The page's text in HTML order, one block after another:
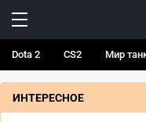
Dota 2 CS2 Мир
ИНТЕРЕСНОЕ